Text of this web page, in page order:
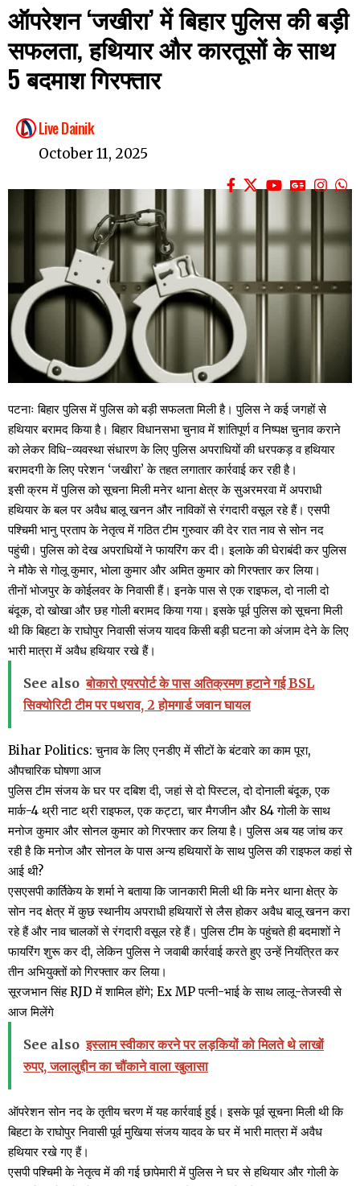
ऑपरेशन ‘जखीरा’ में बिहार पुलिस की बड़ी
सफलता, हथियार और कारतूसों के साथ
5 बदमाश गिरफ्तार
Live Dainik
October 11, 2025
पटनाः बिहार पुलिस में पुलिस को बड़ी सफलता मिली है। पुलिस ने कई जगहों से
हथियार बरामद किया है। बिहार विधानसभा चुनाव में शांतिपूर्ण व निष्पक्ष चुनाव कराने
को लेकर विधि-व्यवस्था संधारण के लिए पुलिस अपराधियों की धरपकड़ व हथियार
बरामदगी के लिए परेशन ‘जखीरा’ के तहत लगातार कार्रवाई कर रही है।
इसी क्रम में पुलिस को सूचना मिली मनेर थाना क्षेत्र के सुअरमरवा में अपराधी
हथियार के बल पर अवैध बालू खनन और नाविकों से रंगदारी वसूल रहे हैं। एसपी
पश्चिमी भानु प्रताप के नेतृत्व में गठित टीम गुरुवार की देर रात नाव से सोन नद
पहुंची। पुलिस को देख अपराधियों ने फायरिंग कर दी। इलाके की घेराबंदी कर पुलिस
ने मौके से गोलू कुमार, भोला कुमार और अमित कुमार को गिरफ्तार कर लिया।
तीनों भोजपुर के कोईलवर के निवासी हैं। इनके पास से एक राइफल, दो नाली दो
बंदूक, दो खोखा और छह गोली बरामद किया गया। इसके पूर्व पुलिस को सूचना मिली
थी कि बिहटा के राघोपुर निवासी संजय यादव किसी बड़ी घटना को अंजाम देने के लिए
भारी मात्रा में अवैध हथियार रखे हैं।
See also बोकारो एयरपोर्ट के पास अतिक्रमण हटाने गई BSL
सिक्योरिटी टीम पर पथराव, 2 होमगार्ड जवान घायल
Bihar Politics: चुनाव के लिए एनडीए में सीटों के बंटवारे का काम पूरा,
औपचारिक घोषणा आज
पुलिस टीम संजय के घर पर दबिश दी, जहां से दो पिस्टल, दो दोनाली बंदूक, एक
मार्क-4 थ्री नाट थ्री राइफल, एक कट्टा, चार मैगजीन और 84 गोली के साथ
मनोज कुमार और सोनल कुमार को गिरफ्तार कर लिया है। पुलिस अब यह जांच कर
रही है कि मनोज और सोनल के पास अन्य हथियारों के साथ पुलिस की राइफल कहां से
आई थी?
एसएसपी कार्तिकेय के शर्मा ने बताया कि जानकारी मिली थी कि मनेर थाना क्षेत्र के
सोन नद क्षेत्र में कुछ स्थानीय अपराधी हथियारों से लैस होकर अवैध बालू खनन करा
रहे हैं और नाव चालकों से रंगदारी वसूल रहे हैं। पुलिस टीम के पहुंचते ही बदमाशों ने
फायरिंग शुरू कर दी, लेकिन पुलिस ने जवाबी कार्रवाई करते हुए उन्हें नियंत्रित कर
तीन अभियुक्तों को गिरफ्तार कर लिया।
सूरजभान सिंह RJD में शामिल होंगे; Ex MP पत्नी-भाई के साथ लालू-तेजस्वी से
आज मिलेंगे
See also इस्लाम स्वीकार करने पर लड़कियों को मिलते थे लाखों
रुपए, जलालुद्दीन का चौंकाने वाला खुलासा
ऑपरेशन सोन नद के तृतीय चरण में यह कार्रवाई हुई। इसके पूर्व सूचना मिली थी कि
बिहटा के राघोपुर निवासी पूर्व मुखिया संजय यादव के घर में भारी मात्रा में अवैध
हथियार रखे गए हैं।
एसपी पश्चिमी के नेतृत्व में की गई छापेमारी में पुलिस ने घर से हथियार और गोली के